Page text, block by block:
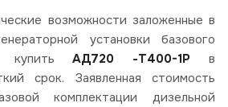
возможности заложенные в
установки базового
купитьАД720 -Т400-1Р в
срок. Заявленная стоимость
комплектации дизельной